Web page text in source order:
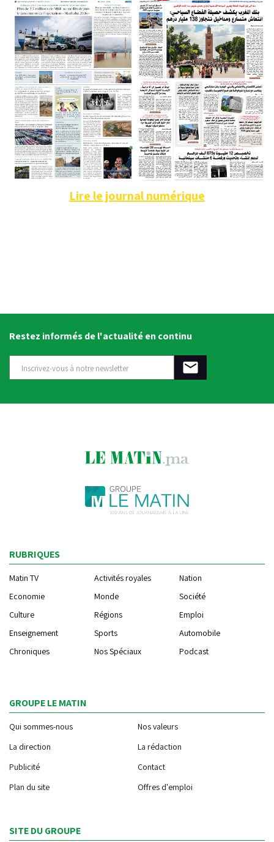
Lire le journal numérique
Restez informés de l'actualité en continu
RUBRIQUES
Matin TV Activités royales
Nation
Economie
Monde
Société
Culture
Régions
Emploi
Enseignement
Sports
Automobile
Chroniques
Nos Spéciaux Podcast
GROUPE LE MATIN
Qui sommes-nous
Nos valeurs
La direction
La rédaction
Publicité
Contact
Plan du site
Offres d'emploi
SITE DU GROUPE